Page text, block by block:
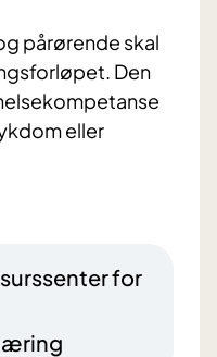
pårørende skal
Den
eller
for